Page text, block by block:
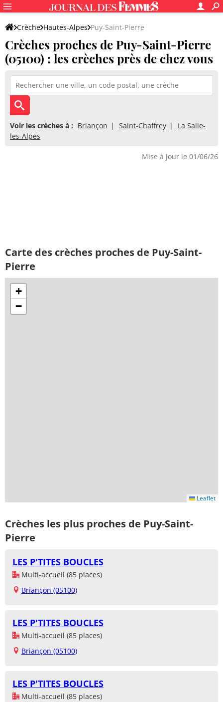
Crèche Hautes-Alpes Puy-Saint-Pierre
Crèches proches de Puy-Saint-Pierre
(05100) : les crèches près de chez vous
Voir les crèches à : Briançon Saint-Chaffrey
La Salle-
les-Alpes
Mise à jour le 01/06/26
Carte des crèches proches de Puy-Saint-
Pierre
+
−
Leaflet
Crèches les plus proches de Puy-Saint-
Pierre
LES P'TITES BOUCLES
Multi-accueil (85 places)
Briançon (05100)
LES P'TITES BOUCLES
Multi-accueil (85 places)
Briançon (05100)
LES P'TITES BOUCLES
Multi-accueil (85 places)